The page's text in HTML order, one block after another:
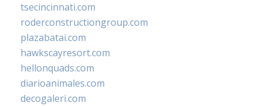
tsecincinnati.com
roderconstructiongroup.com
plazabatai.com
hawkscayresort.com
hellonquads.com
diarioanimales.com
decogaleri.com